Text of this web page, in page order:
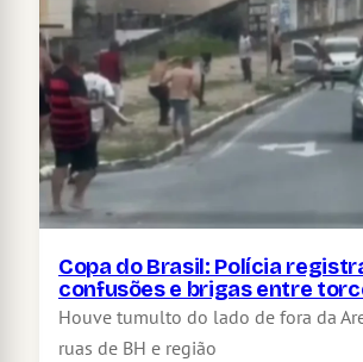
Copa do Brasil: Polícia
confusões e brigas entre
Houve tumulto do lado de fora da
ruas de BH e região